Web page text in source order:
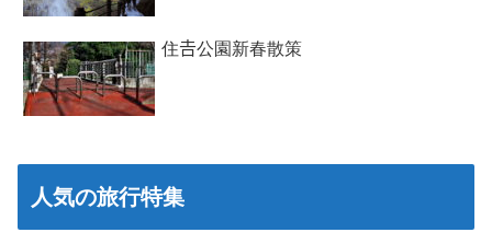
住𠮷公園新春散策
人気の旅行特集